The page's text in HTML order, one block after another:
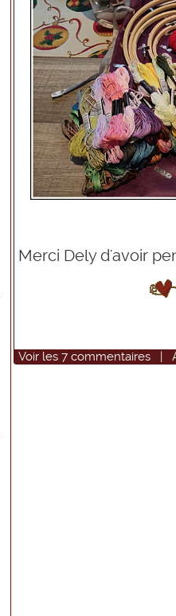
Merci Dely d'avoir
Voir les 7 commentaires |